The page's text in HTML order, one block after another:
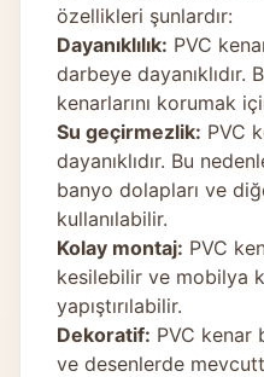
özellikleri şunlardır:
Dayanıklılık: PVC
darbeye dayanıklıdır.
kenarlarını korumak
Su geçirmezlik: PVC
dayanıklıdır. Bu
banyo dolapları ve
kullanılabilir.
Kolay montaj: PVC
kesilebilir ve mobilya
yapıştırılabilir.
Dekoratif: PVC kenar
ve desenlerde